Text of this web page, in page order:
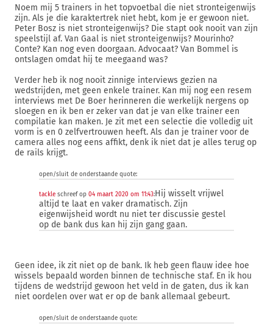
Noem mij 5 trainers in het topvoetbal die niet stronteigenwijs
zijn. Als je die karaktertrek niet hebt, kom je er gewoon niet.
Peter Bosz is niet stronteigenwijs? Die stapt ook nooit van zijn
speelstijl af. Van Gaal is niet stronteigenwijs? Mourinho?
Conte? Kan nog even doorgaan. Advocaat? Van Bommel is
ontslagen omdat hij te meegaand was?
Verder heb ik nog nooit zinnige interviews gezien na
wedstrijden, met geen enkele trainer. Kan mij nog een resem
interviews met De Boer herinneren die werkelijk nergens op
sloegen en ik ben er zeker van dat je van elke trainer een
compilatie kan maken. Je zit met een selectie die volledig uit
vorm is en 0 zelfvertrouwen heeft. Als dan je trainer voor de
camera alles nog eens affikt, denk ik niet dat je alles terug op
de rails krijgt.
open/sluit de onderstaande quote:
tackle schreef op 04 maart 2020 om 11:43:Hij wisselt vrijwel
altijd te laat en vaker dramatisch. Zijn
eigenwijsheid wordt nu niet ter discussie gestel
op de bank dus kan hij zijn gang gaan.
Geen idee, ik zit niet op de bank. Ik heb geen flauw idee hoe
wissels bepaald worden binnen de technische staf. En ik hou
tijdens de wedstrijd gewoon het veld in de gaten, dus ik kan
niet oordelen over wat er op de bank allemaal gebeurt.
open/sluit de onderstaande quote: